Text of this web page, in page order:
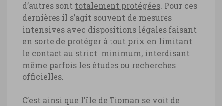
Malaisie, aigle archipel Langkawi
Malaisie, aigle archipel Langkawi ©
Marie-Ange Ostré
d’autres sont totalement protégées. Pour ces
dernières il s’agit souvent de mesures
intensives avec dispositions légales faisant
en sorte de protéger à tout prix en limitant
le contact au strict minimum, interdisant
même parfois les études ou recherches
officielles.
C’est ainsi que l’île de Tioman se voit de